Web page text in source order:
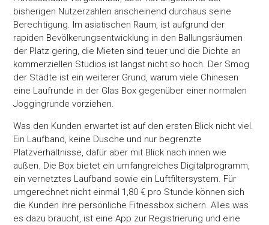
bisherigen Nutzerzahlen anscheinend durchaus seine
Berechtigung. Im asiatischen Raum, ist aufgrund der
rapiden Bevölkerungsentwicklung in den Ballungsräumen
der Platz gering, die Mieten sind teuer und die Dichte an
kommerziellen Studios ist längst nicht so hoch. Der Smog
der Städte ist ein weiterer Grund, warum viele Chinesen
eine Laufrunde in der Glas Box gegenüber einer normalen
Joggingrunde vorziehen.
Was den Kunden erwartet ist auf den ersten Blick nicht viel.
Ein Laufband, keine Dusche und nur begrenzte
Platzverhältnisse, dafür aber mit Blick nach innen wie
außen. Die Box bietet ein umfangreiches Digitalprogramm,
ein vernetztes Laufband sowie ein Luftfiltersystem. Für
umgerechnet nicht einmal 1,80 € pro Stunde können sich
die Kunden ihre persönliche Fitnessbox sichern. Alles was
es dazu braucht, ist eine App zur Registrierung und eine